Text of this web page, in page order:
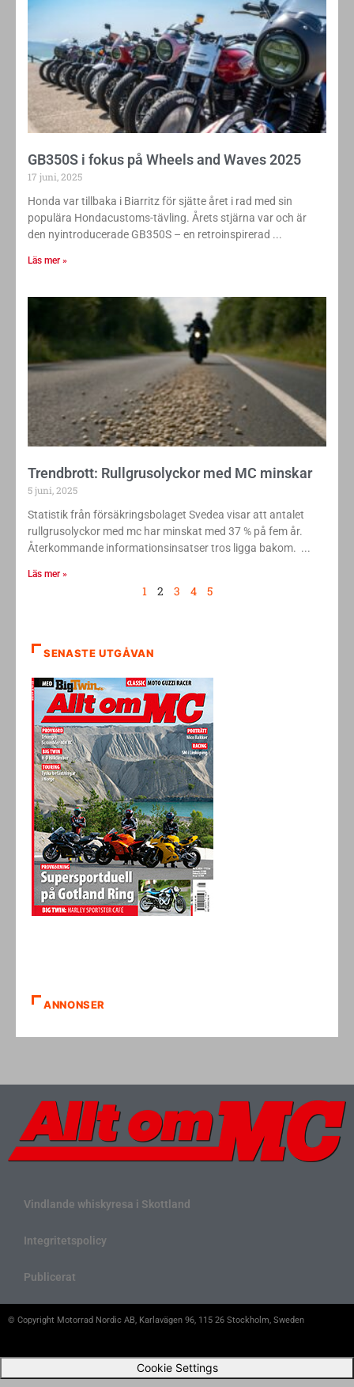
GB350S i fokus på Wheels and Waves 2025
17 juni, 2025
Honda var tillbaka i Biarritz för sjätte året i rad med sin
populära Hondacustoms-tävling. Årets stjärna var och är
den nyintroducerade GB350S – en retroinspirerad
Läs mer »
Trendbrott: Rullgrusolyckor med MC minskar
5 juni, 2025
Statistik från försäkringsbolaget Svedea visar att antalet
rullgrusolyckor med mc har minskat med 37 % på fem år.
Återkommande informationsinsatser tros ligga bakom.
Läs mer »
1 2 3 4 5
SENASTE UTGÅVAN
ANNONSER
Vindlande whiskyresa i Skottland
Integritetspolicy
Publicerat
© Copyright Motorrad Nordic AB, Karlavägen 96, 115 26 Stockholm, Sweden
Cookie Settings